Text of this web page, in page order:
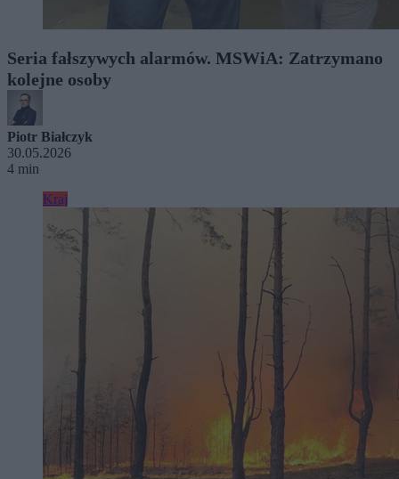
Seria fałszywych alarmów. MSWiA: Zatrzymano
kolejne osoby
Piotr Białczyk
30.05.2026
4 min
Kraj